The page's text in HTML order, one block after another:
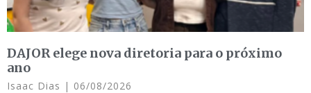
DAJOR elege nova diretoria para o próximo
ano
Isaac Dias 06/08/2026